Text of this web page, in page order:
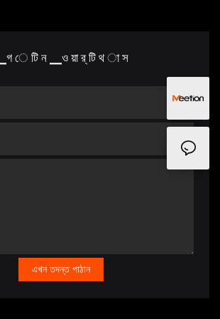
▁গ ে টি ন ▁ও য়া র্ টি থ া স
এখন তদন্ত পাঠান